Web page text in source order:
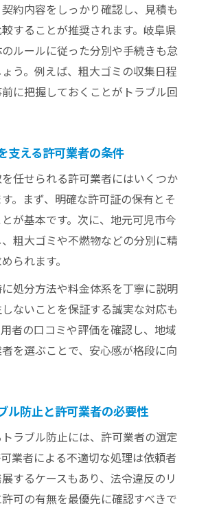
約内容をしっかり確認し、見積も
することが推奨されます。岐阜県
ルールに従った分別や手続きも怠
う。例えば、粗大ゴミの収集日程
に把握しておくことがトラブル回
支える許可業者の条件
任せられる許可業者にはいくつか
。まず、明確な許可証の保有とそ
が基本です。次に、地元可児市今
粗大ゴミや不燃物などの分別に精
られます。
処分方法や料金体系を丁寧に説明
ないことを保証する誠実な対応も
者の口コミや評価を確認し、地域
を選ぶことで、安心感が格段に向
ル防止と許可業者の必要性
ラブル防止には、許可業者の選定
業者による不適切な処理は依頼者
するケースもあり、法令違反のリ
可の有無を最優先に確認すべきで